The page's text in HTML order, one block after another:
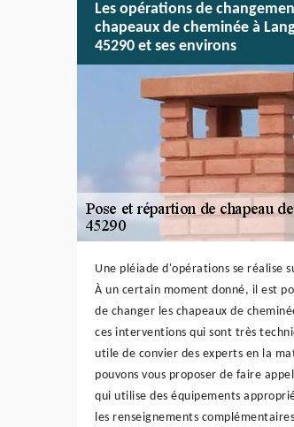
Les opérations de
chapeaux de cheminée à
45290 et ses environs
Une pléiade d'opérations se réalise
À un certain moment donné, il est
de changer les chapeaux de
ces interventions qui sont très
utile de convier des experts en la
pouvons vous proposer de faire
qui utilise des équipements
les renseignements